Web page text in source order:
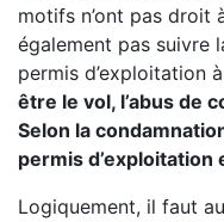
motifs n’ont pas droit
également pas suivre
permis d’exploitation
être le vol, l’abus de
Selon la
permis d’exploitation
Logiquement, il faut